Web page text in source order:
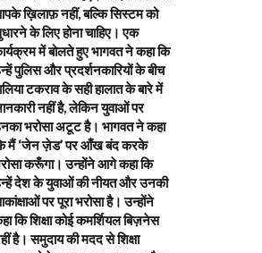
ख़िलाफ़ नहीं, बल्कि सिस्टम को
के लिए होना चाहिए। एक
में बोलते हुए भागवत ने कहा कि
पुलिस और प्रदर्शनकारियों के बीच
टकराव के सही हालात के बारे में
नहीं है, लेकिन युवाओं पर
भरोसा अटूट है। भागवत ने कहा
मैं ‘जेन ज़ेड’ पर आँख बंद करके
करूँगा। उन्होंने आगे कहा कि
देश के युवाओं की नीयत और उनकी
पर पूरा भरोसा है। उन्होंने
कि शिक्षा कोई कमर्शियल बिज़नेस
है। समुदाय की मदद से शिक्षा